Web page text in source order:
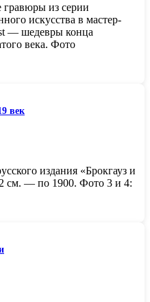
из серии
искусства в мастер-
— шедевры конца
века. Фото
век
издания «Брокгауз и
см. — по 1900. Фото 3 и 4: